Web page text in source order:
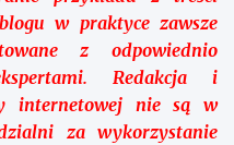
w praktyce zawsze
z odpowiednio
Redakcja i
internetowej nie są w
za wykorzystanie